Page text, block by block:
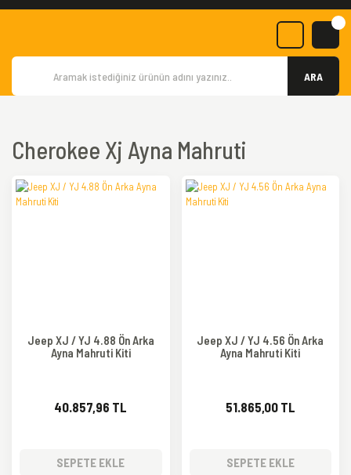
ARA
Cherokee Xj Ayna Mahruti
Jeep XJ / YJ 4.88 Ön Arka
Ayna Mahruti Kiti
40.857,96 TL
SEPETE EKLE
Jeep XJ / YJ 4.56 Ön Arka
Ayna Mahruti Kiti
51.865,00 TL
SEPETE EKLE